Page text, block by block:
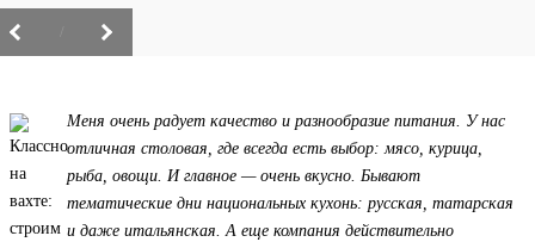
Меня очень радует качество и разнообразие питания. У нас
отличная столовая, где всегда есть выбор: мясо, курица,
рыба, овощи. И главное — очень вкусно. Бывают
тематические дни национальных кухонь: русская, татарская
и даже итальянская. А еще компания действительно